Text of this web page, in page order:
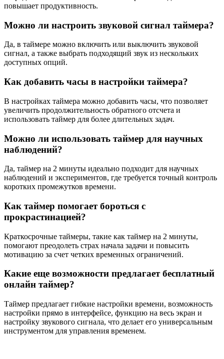
повышает продуктивность.
Можно ли настроить звуковой сигнал таймера?
Да, в таймере можно включить или выключить звуковой
сигнал, а также выбрать подходящий звук из нескольких
доступных опций.
Как добавить часы в настройки таймера?
В настройках таймера можно добавить часы, что позволяет
увеличить продолжительность обратного отсчета и
использовать таймер для более длительных задач.
Можно ли использовать таймер для научных
наблюдений?
Да, таймер на 2 минуты идеально подходит для научных
наблюдений и экспериментов, где требуется точный контроль
коротких промежутков времени.
Как таймер помогает бороться с
прокрастинацией?
Краткосрочные таймеры, такие как таймер на 2 минуты,
помогают преодолеть страх начала задачи и повысить
мотивацию за счет четких временных ограничений.
Какие еще возможности предлагает бесплатный
онлайн таймер?
Таймер предлагает гибкие настройки времени, возможность
настройки прямо в интерфейсе, функцию на весь экран и
настройку звукового сигнала, что делает его универсальным
инструментом для управления временем.